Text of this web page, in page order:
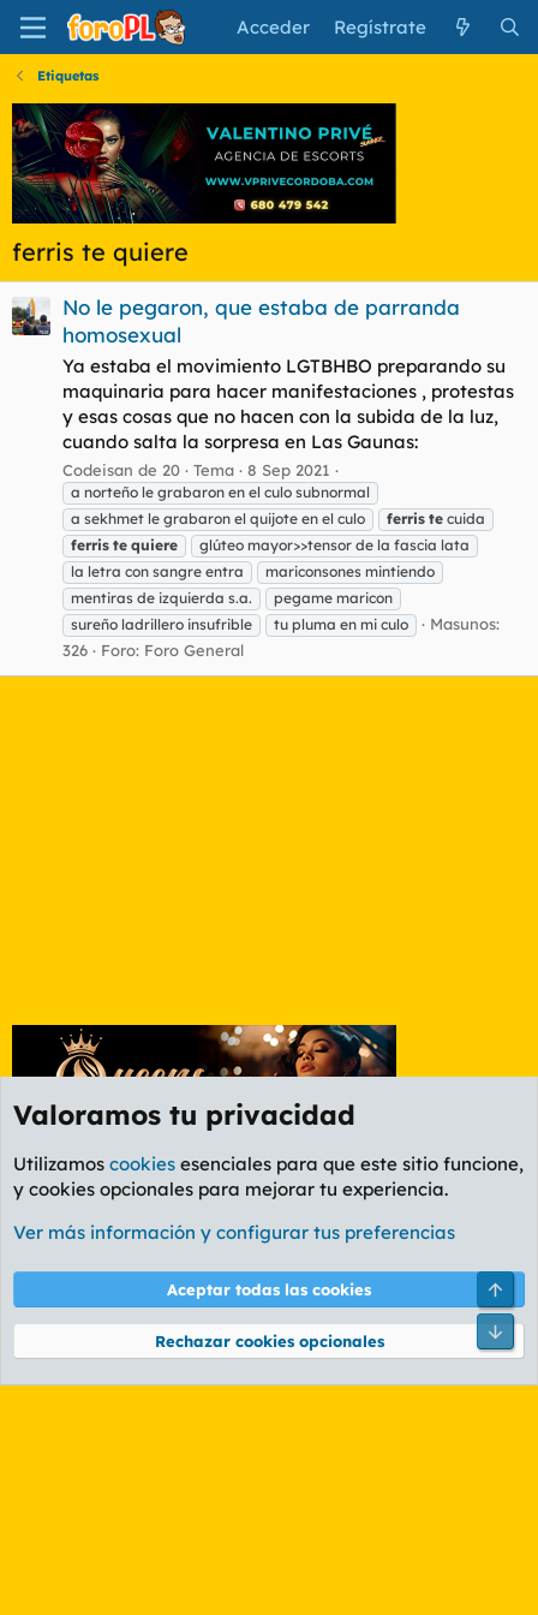
Acceder Regístrate
Etiquetas
ferris te quiere
No le pegaron, que estaba de parranda
homosexual
Ya estaba el movimiento LGTBHBO preparando su
maquinaria para hacer manifestaciones , protestas
y esas cosas que no hacen con la subida de la luz,
cuando salta la sorpresa en Las Gaunas:
Codeisan de 20 Tema 8 Sep 2021
a norteño le grabaron en el culo subnormal
a sekhmet le grabaron el quijote en el culo
ferris te cuida
ferris te quiere
glúteo mayor>>tensor de la fascia lata
la letra con sangre entra
mariconsones mintiendo
mentiras de izquierda s.a.
pegame maricon
sureño ladrillero insufrible
tu pluma en mi culo
Masunos:
326
Foro: Foro General
Etiquetas
Cookies
PL OLDSTYLE AMARILLO
Términos y reglas Política de privacidad Ayuda
Community platform by XenForo® © 2010-2026 XenForo Ltd.
Valoramos tu privacidad
Utilizamos cookies esenciales para que este sitio funcione,
y cookies opcionales para mejorar tu experiencia.
Ver más información y configurar tus preferencias
Aceptar todas las cookies
Rechazar cookies opcionales
Pie